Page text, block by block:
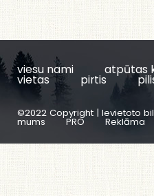
viesu nami atpūtas
vietas pirtis
©2022 Copyright | Ievietoto
mums PRO Reklāma